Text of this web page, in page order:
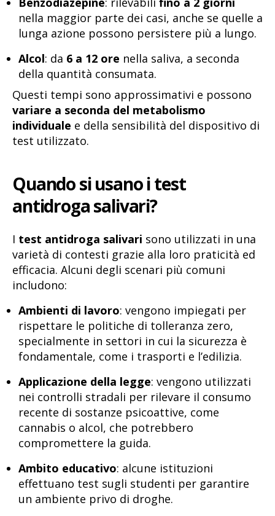
nella maggior parte dei casi, anche se quelle a
lunga azione possono persistere più a lungo.
Alcol: da 6 a 12 ore nella saliva, a seconda
della quantità consumata.
Questi tempi sono approssimativi e possono
variare a seconda del metabolismo
individuale e della sensibilità del dispositivo di
test utilizzato.
Quando si usano i test
antidroga salivari?
I test antidroga salivari sono utilizzati in una
varietà di contesti grazie alla loro praticità ed
efficacia. Alcuni degli scenari più comuni
includono:
Ambienti di lavoro: vengono impiegati per
rispettare le politiche di tolleranza zero,
specialmente in settori in cui la sicurezza è
fondamentale, come i trasporti e l’edilizia.
Applicazione della legge: vengono utilizzati
nei controlli stradali per rilevare il consumo
recente di sostanze psicoattive, come
cannabis o alcol, che potrebbero
compromettere la guida.
Ambito educativo: alcune istituzioni
effettuano test sugli studenti per garantire
un ambiente privo di droghe.